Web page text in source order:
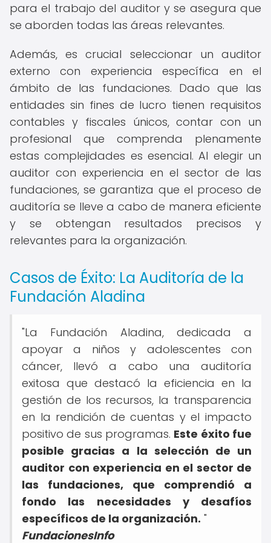
para el trabajo del auditor y se asegura que
se aborden todas las áreas relevantes.
Además, es crucial seleccionar un auditor
externo con experiencia específica en el
ámbito de las fundaciones. Dado que las
entidades sin fines de lucro tienen requisitos
contables y fiscales únicos, contar con un
profesional que comprenda plenamente
estas complejidades es esencial. Al elegir un
auditor con experiencia en el sector de las
fundaciones, se garantiza que el proceso de
auditoría se lleve a cabo de manera eficiente
y se obtengan resultados precisos y
relevantes para la organización.
Casos de Éxito: La Auditoría de la
Fundación Aladina
"La Fundación Aladina, dedicada a
apoyar a niños y adolescentes con
cáncer, llevó a cabo una auditoría
exitosa que destacó la eficiencia en la
gestión de los recursos, la transparencia
en la rendición de cuentas y el impacto
positivo de sus programas. Este éxito fue
posible gracias a la selección de un
auditor con experiencia en el sector de
las fundaciones, que comprendió a
fondo las necesidades y desafíos
específicos de la organización. "
FundacionesInfo